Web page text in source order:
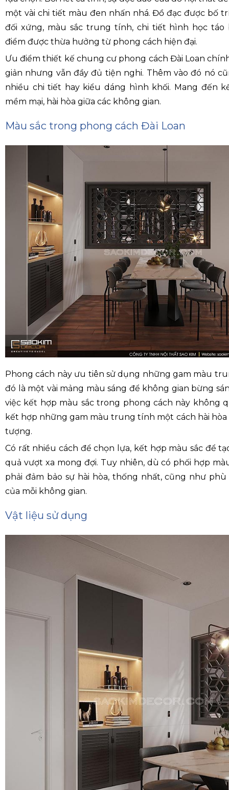
một vài chi tiết màu đen nhấn nhá. Đồ đạc được bố
đối xứng, màu sắc trung tính, chi tiết hình học táo
điểm được thừa hưởng từ phong cách hiện đại.
Ưu điểm thiết kế chung cư phong cách Đài Loan
giản nhưng vẫn đầy đủ tiện nghi. Thêm vào đó nó
nhiều chi tiết hay kiểu dáng hình khối. Mang đến
mềm mại, hài hòa giữa các không gian.
Màu sắc trong phong cách Đài Loan
Phong cách này ưu tiên sử dụng những gam màu
đó là một vài mảng màu sáng để không gian bừng
việc kết hợp màu sắc trong phong cách này không
kết hợp những gam màu trung tính một cách hài hòa
tượng.
Có rất nhiều cách để chọn lựa, kết hợp màu sắc để
quả vượt xa mong đợi. Tuy nhiên, dù có phối hợp
phải đảm bảo sự hài hòa, thống nhất, cũng như
của mỗi không gian.
Vật liệu sử dụng